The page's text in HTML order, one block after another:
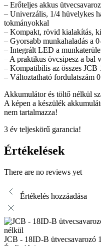
– Erőteljes akkus
– Univerzális, 1/4 hüvelykes
tokmányokkal
– Kompakt, rövid kialakítás,
– Gyorsabb munkahaladás a
– Integrált LED a
– A praktikus övcsipesz a bal
– Kompatibilis az összes
– Változtatható fordulatszám
Akkumulátor és töltő nélkül
A képen a készülék
nem tartalmazza!
3 év teljeskörű garancia!
Értékelések
There are no reviews yet
Értékelés hozzáadása
JCB - 18ID-B ütvecsavarozó